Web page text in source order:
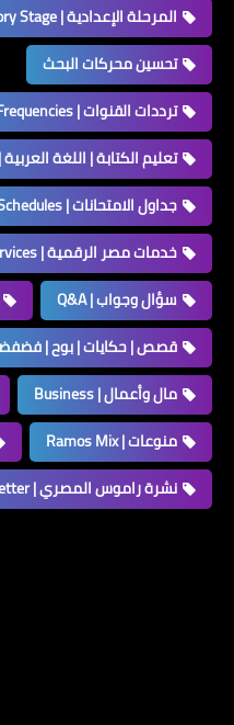
المرحلة الإعدادية | Preparatory Stage
تحسين محركات البحث
ترددات القنوات | Channel Frequencies
تعليم الكتابة | اللغة
جداول الامتحانات | Exam Schedules
خدمات مصر الرقمية | Egypt Digital Services
سؤال وجواب | Q&A
قصص | حكايات | بوح |
مال وأعمال | Business
منوعات | Ramos Mix
نشرة راموس المصري | Ramos Al-Masry Newsletter